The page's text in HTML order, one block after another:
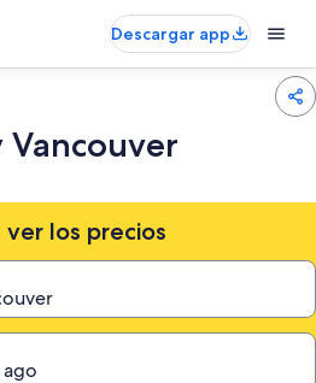
Descargar app
Vancouver
ver los precios